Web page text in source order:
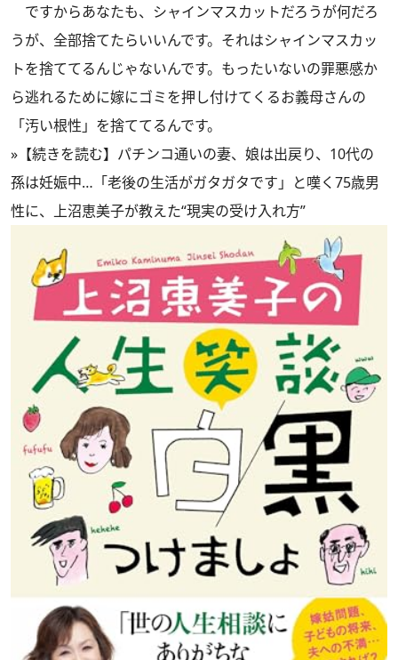
ですからあなたも、シャインマスカットだろうが何だろ
うが、全部捨てたらいいんです。それはシャインマスカッ
トを捨ててるんじゃないんです。もったいないの罪悪感か
ら逃れるために嫁にゴミを押し付けてくるお義母さんの
「汚い根性」を捨ててるんです。
» 【続きを読む】パチンコ通いの妻、娘は出戻り、10代の
孫は妊娠中…「老後の生活がガタガタです」と嘆く75歳男
性に、上沼恵美子が教えた“現実の受け入れ方”